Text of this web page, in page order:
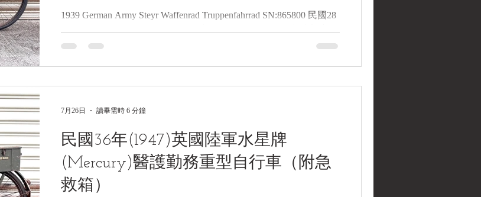
1939 German Army Steyr Waffenrad Truppenfahrrad SN:865800 民國28
行車，序號：865800《Black Water Museum Collections | 黑水博物館
Army Steyr Waffenrad Truppenfahrrad 文物序號：865800（車架號
赫股份公司（Steyr-Daimler-Puch AG） 生產國家：德意志國奧地利
品說明 本件為德國陸軍制式部隊自行車（Truppenfahrrad），採用施
泰爾兵工自行車（Steyr Waffenrad）重型男式車架。車體採黑
民國36年(1947)英國陸軍水星牌
(Mercury)醫護勤務重型自行車（附急
救箱）
7月26日 讀畢需時 6 分鐘